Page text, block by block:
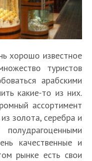
хорошо известное
туристов
арабскими
какие-то из них.
ассортимент
золота, серебра и
качественные и
рынке есть свои